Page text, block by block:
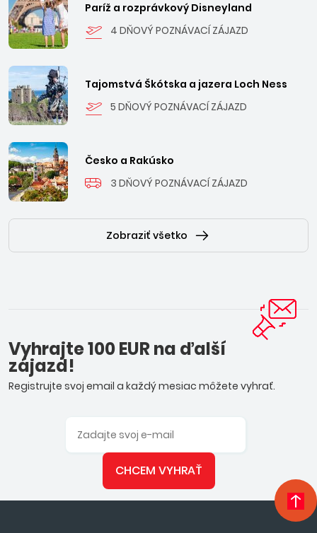
Paríž a rozprávkový Disneyland
4 DŇOVÝ POZNÁVACÍ ZÁJAZD
Tajomstvá Škótska a jazera Loch Ness
5 DŇOVÝ POZNÁVACÍ ZÁJAZD
Česko a Rakúsko
3 DŇOVÝ POZNÁVACÍ ZÁJAZD
Zobraziť všetko
Vyhrajte 100 EUR na ďalší
zájazd!
Registrujte svoj email a každý mesiac môžete vyhrať.
CHCEM VYHRAŤ